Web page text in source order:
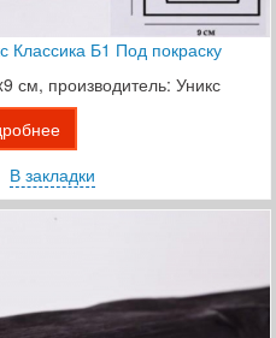
Классика Б1 Под покраску
см, производитель: Уникс
В закладки